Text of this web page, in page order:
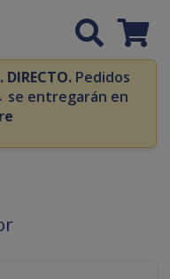
DIRECTO. Pedidos
entregarán en